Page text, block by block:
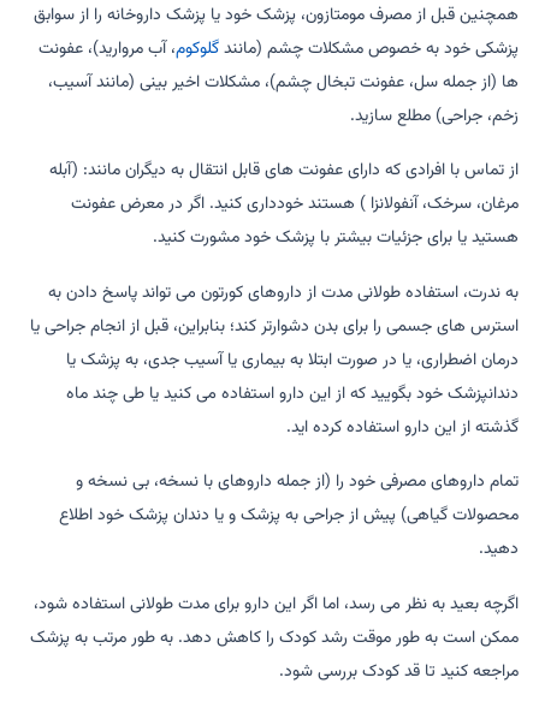
همچنین قبل از مصرف مومتازون، پزشک خود یا پزشک داروخانه را از سوابق
پزشکی خود به خصوص مشکلات چشم (مانندگلوکوم، آب مروارید)، عفونت
ها (از جمله سل، عفونت تبخال چشم)، مشکلات اخیر بینی (مانند آسیب،
زخم، جراحی) مطلع سازید.
از تماس با افرادی که دارای عفونت های قابل انتقال به دیگران مانند: (آبله
مرغان، سرخک، آنفولانزا ) هستند خودداری کنید. اگر در معرض عفونت
هستید یا برای جزئیات بیشتر با پزشک خود مشورت کنید.
به ندرت، استفاده طولانی مدت از داروهای کورتون می تواند پاسخ دادن به
استرس های جسمی را برای بدن دشوارتر کند؛ بنابراین، قبل از انجام جراحی یا
درمان اضطراری، یا در صورت ابتلا به بیماری یا آسیب جدی، به پزشک یا
دندانپزشک خود بگویید که از این دارو استفاده می کنید یا طی چند ماه
گذشته از این دارو استفاده کرده اید.
تمام داروهای مصرفی خود را (از جمله داروهای با نسخه، بی نسخه و
محصولات گیاهی) پیش از جراحی به پزشک و یا دندان پزشک خود اطلاع
دهید.
اگرچه بعید به نظر می رسد، اما اگر این دارو برای مدت طولانی استفاده شود،
ممکن است به طور موقت رشد کودک را کاهش دهد. به طور مرتب به پزشک
مراجعه کنید تا قد کودک بررسی شود.